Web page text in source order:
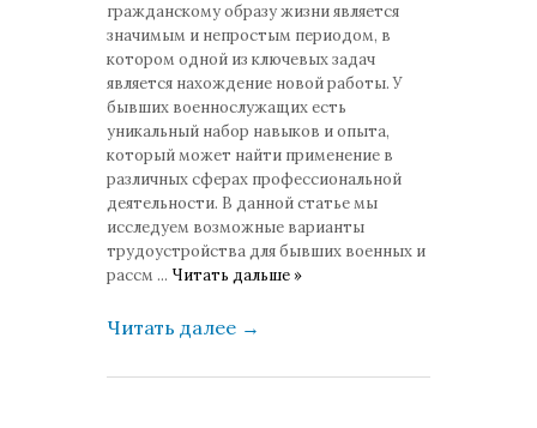
гражданскому образу жизни является
значимым и непростым периодом, в
котором одной из ключевых задач
является нахождение новой работы. У
бывших военнослужащих есть
уникальный набор навыков и опыта,
который может найти применение в
различных сферах профессиональной
деятельности. В данной статье мы
исследуем возможные варианты
трудоустройства для бывших военных и
рассм ... Читать дальше »
Читать далее →